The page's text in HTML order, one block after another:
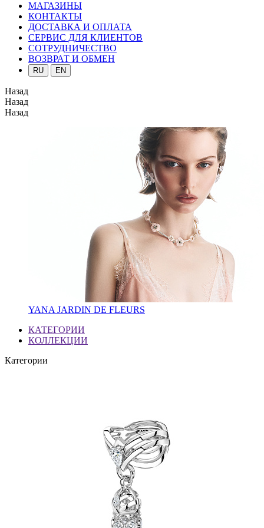
МАГАЗИНЫ
КОНТАКТЫ
ДОСТАВКА И ОПЛАТА
СЕРВИС ДЛЯ КЛИЕНТОВ
СОТРУДНИЧЕСТВО
ВОЗВРАТ И ОБМЕН
RU EN
Назад
Назад
Назад
YANA JARDIN DE FLEURS
КАТЕГОРИИ
КОЛЛЕКЦИИ
Категории